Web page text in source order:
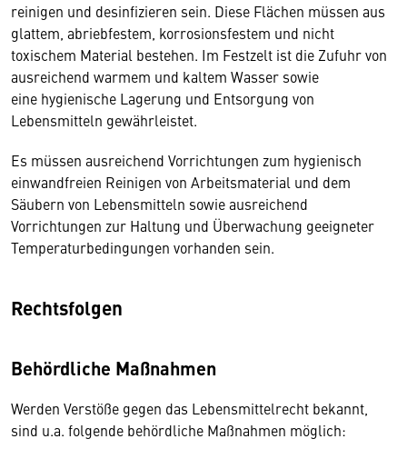
reinigen und desinfizieren sein. Diese Flächen müssen aus
glattem, abriebfestem, korrosionsfestem und nicht
toxischem Material bestehen. Im Festzelt ist die Zufuhr von
ausreichend warmem und kaltem Wasser sowie
eine hygienische Lagerung und Entsorgung von
Lebensmitteln gewährleistet.
Es müssen ausreichend Vorrichtungen zum hygienisch
einwandfreien Reinigen von Arbeitsmaterial und dem
Säubern von Lebensmitteln sowie ausreichend
Vorrichtungen zur Haltung und Überwachung geeigneter
Temperaturbedingungen vorhanden sein.
Rechtsfolgen
Behördliche Maßnahmen
Werden Verstöße gegen das Lebensmittelrecht bekannt,
sind u.a. folgende behördliche Maßnahmen möglich: